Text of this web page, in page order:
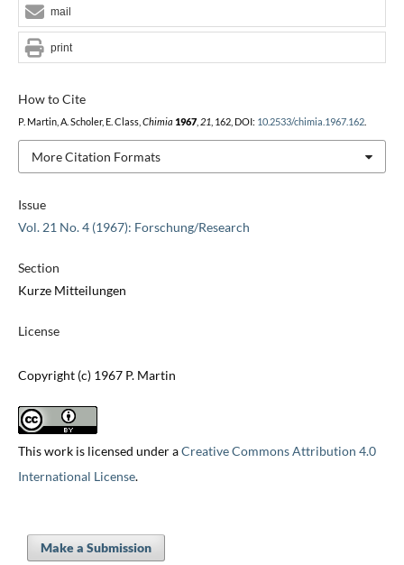
Issue
Vol. 21 No. 4 (1967): Forschung/Research
Section
Kurze Mitteilungen
License
Copyright (c) 1967 P. Martin
This work is licensed under aCreative Commons Attribution 4.0
International License.
How to Cite
P. Martin, A. Scholer, E. Class, Chimia 1967, 21 , 162, DOI: 10.2533/chimia.1967.162.
More Citation Formats
mail
print
Make a Submission